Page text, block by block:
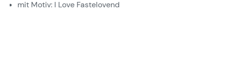
mit Motiv: I Love Fastelovend